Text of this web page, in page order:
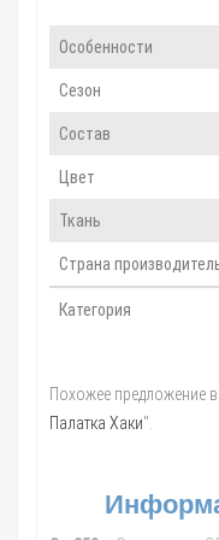
Особенности
Сезон
Состав
Цвет
Ткань
Страна
Категория
Похожее предложение в
Палатка Хаки".